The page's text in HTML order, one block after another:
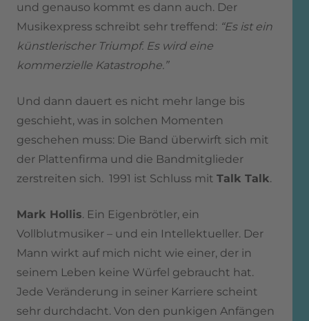
und genauso kommt es dann auch. Der
Musikexpress schreibt sehr treffend: “Es ist ein
künstlerischer Triumpf. Es wird eine
kommerzielle Katastrophe.”
Und dann dauert es nicht mehr lange bis
geschieht, was in solchen Momenten
geschehen muss: Die Band überwirft sich mit
der Plattenfirma und die Bandmitglieder
zerstreiten sich. 1991 ist Schluss mit Talk Talk.
Mark Hollis. Ein Eigenbrötler, ein
Vollblutmusiker – und ein Intellektueller. Der
Mann wirkt auf mich nicht wie einer, der in
seinem Leben keine Würfel gebraucht hat.
Jede Veränderung in seiner Karriere scheint
sehr durchdacht. Von den punkigen Anfängen